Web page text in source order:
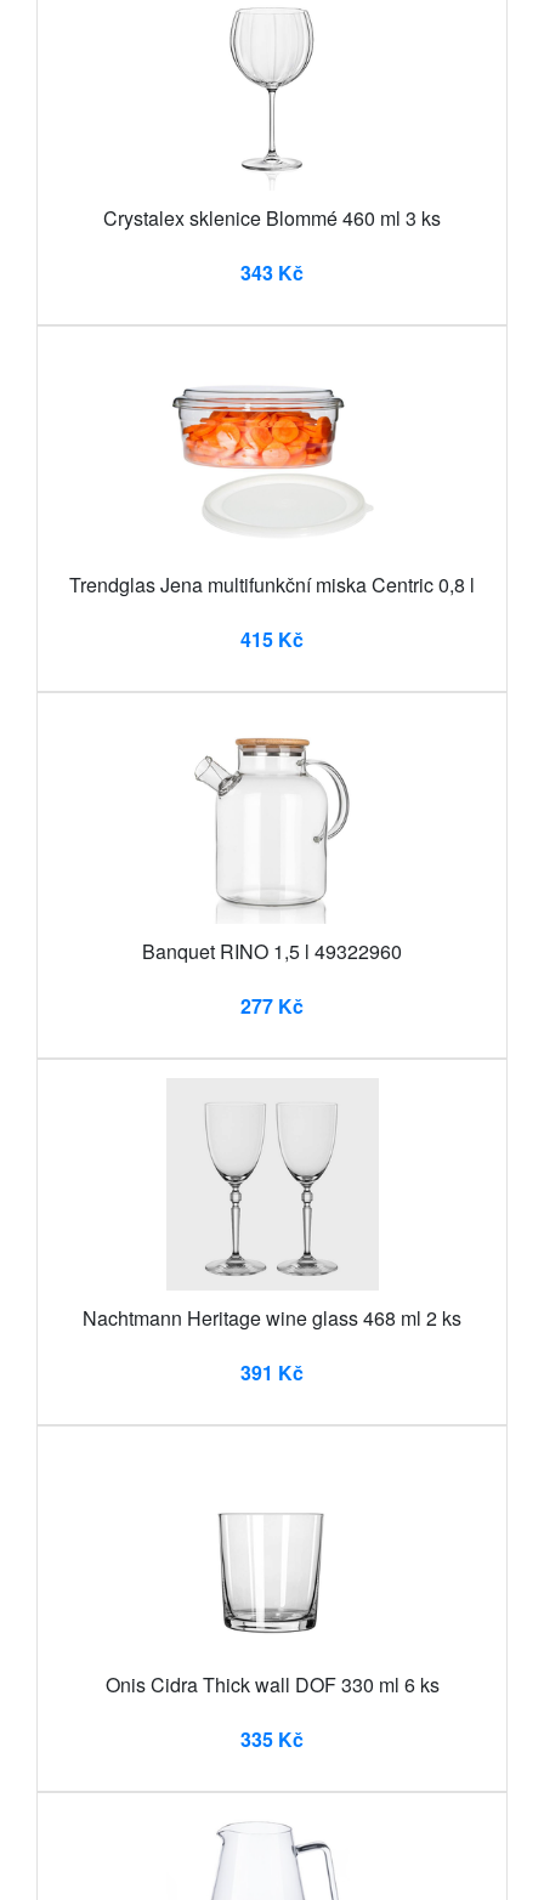
Crystalex sklenice Blommé 460 ml 3 ks
343 Kč
Trendglas Jena multifunkční miska Centric 0,8 l
415 Kč
Banquet RINO 1,5 l 49322960
277 Kč
Nachtmann Heritage wine glass 468 ml 2 ks
391 Kč
Onis Cidra Thick wall DOF 330 ml 6 ks
335 Kč